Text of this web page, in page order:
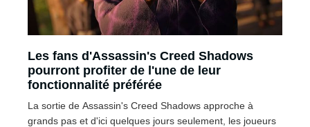
Les fans d'Assassin's Creed Shadows
pourront profiter de l'une de leur
fonctionnalité préférée
La sortie de Assassin's Creed Shadows approche à
grands pas et d'ici quelques jours seulement, les joueurs